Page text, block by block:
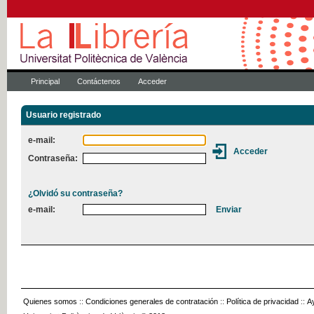
Principal Contáctenos Acceder
Usuario registrado
e-mail:
Contraseña:
¿Olvidó su contraseña?
e-mail:
Quienes somos :: Condiciones generales de contratación :: Política de privacidad ::